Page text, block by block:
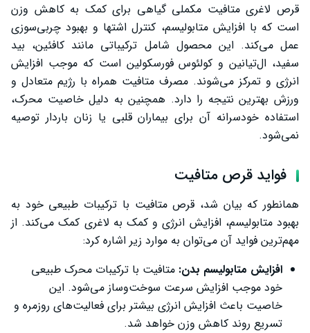
نحوه مصرف قرص متافیت
بهترین زمان مصرف قرص متافیت
موارد منع مصرف
عوارض قرص متافیت
سخن پایانی
قرص لاغری متافیت مکملی گیاهی برای کمک به کاهش وزن
است که با افزایش متابولیسم، کنترل اشتها و بهبود چربی‌سوزی
عمل می‌کند. این محصول شامل ترکیباتی مانند کافئین، بید
سفید، ال‌تیانین و کولئوس فورسکولین است که موجب افزایش
انرژی و تمرکز می‌شوند. مصرف متافیت همراه با رژیم متعادل و
ورزش بهترین نتیجه را دارد. همچنین به دلیل خاصیت محرک،
استفاده خودسرانه آن برای بیماران قلبی یا زنان باردار توصیه
نمی‌شود.
فواید قرص متافیت
همانطور که بیان شد، قرص متافیت با ترکیبات طبیعی خود به
بهبود متابولیسم، افزایش انرژی و کمک به لاغری کمک می‌کند. از
مهم‌ترین فواید آن می‌توان به موارد زیر اشاره کرد:
افزایش متابولیسم بدن: متافیت با ترکیبات محرک طبیعی
خود موجب افزایش سرعت سوخت‌وساز می‌شود. این
خاصیت باعث افزایش انرژی بیشتر برای فعالیت‌های روزمره و
تسریع روند کاهش وزن خواهد شد.